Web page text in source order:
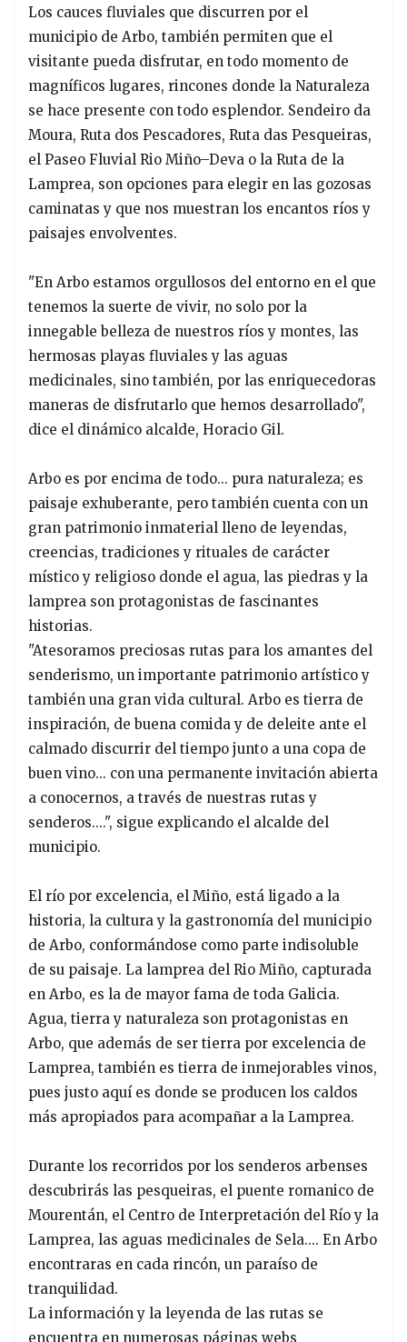
Los cauces fluviales que discurren por el
municipio de Arbo, también permiten que el
visitante pueda disfrutar, en todo momento de
magníficos lugares, rincones donde la Naturaleza
se hace presente con todo esplendor. Sendeiro da
Moura, Ruta dos Pescadores, Ruta das Pesqueiras,
el Paseo Fluvial Rio Miño–Deva o la Ruta de la
Lamprea, son opciones para elegir en las gozosas
caminatas y que nos muestran los encantos ríos y
paisajes envolventes.
"En Arbo estamos orgullosos del entorno en el que
tenemos la suerte de vivir, no solo por la
innegable belleza de nuestros ríos y montes, las
hermosas playas fluviales y las aguas
medicinales, sino también, por las enriquecedoras
maneras de disfrutarlo que hemos desarrollado",
dice el dinámico alcalde, Horacio Gil.
Arbo es por encima de todo... pura naturaleza; es
paisaje exhuberante, pero también cuenta con un
gran patrimonio inmaterial lleno de leyendas,
creencias, tradiciones y rituales de carácter
místico y religioso donde el agua, las piedras y la
lamprea son protagonistas de fascinantes
historias.
"Atesoramos preciosas rutas para los amantes del
senderismo, un importante patrimonio artístico y
también una gran vida cultural. Arbo es tierra de
inspiración, de buena comida y de deleite ante el
calmado discurrir del tiempo junto a una copa de
buen vino... con una permanente invitación abierta
a conocernos, a través de nuestras rutas y
senderos....", sigue explicando el alcalde del
municipio.
El río por excelencia, el Miño, está ligado a la
historia, la cultura y la gastronomía del municipio
de Arbo, conformándose como parte indisoluble
de su paisaje. La lamprea del Rio Miño, capturada
en Arbo, es la de mayor fama de toda Galicia.
Agua, tierra y naturaleza son protagonistas en
Arbo, que además de ser tierra por excelencia de
Lamprea, también es tierra de inmejorables vinos,
pues justo aquí es donde se producen los caldos
más apropiados para acompañar a la Lamprea.
Durante los recorridos por los senderos arbenses
descubrirás las pesqueiras, el puente romanico de
Mourentán, el Centro de Interpretación del Río y la
Lamprea, las aguas medicinales de Sela.... En Arbo
encontraras en cada rincón, un paraíso de
tranquilidad.
La información y la leyenda de las rutas se
encuentra en numerosas páginas webs